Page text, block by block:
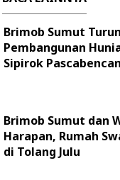
Brimob Sumut
Pembangunan
Sipirok
Brimob Sumut dan
Harapan, Rumah
di Tolang Julu